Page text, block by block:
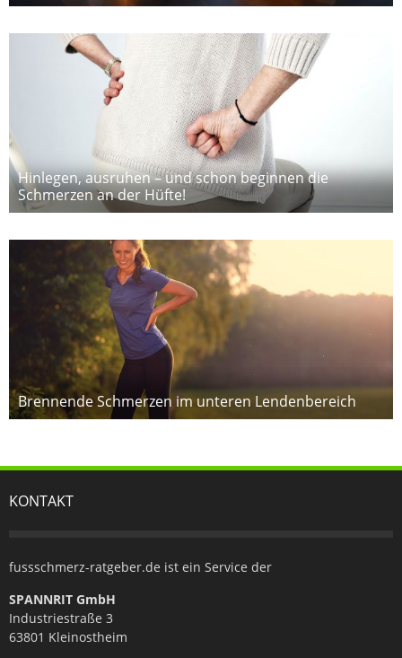
Hinlegen, ausruhen – und schon beginnen die
Schmerzen an der Hüfte!
Brennende Schmerzen im unteren Lendenbereich
KONTAKT
fussschmerz-ratgeber.de ist ein Service der
SPANNRIT GmbH
Industriestraße 3
63801 Kleinostheim